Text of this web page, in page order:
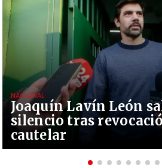
Joaquín Lavín León
silencio tras
cautelar
NACIONAL